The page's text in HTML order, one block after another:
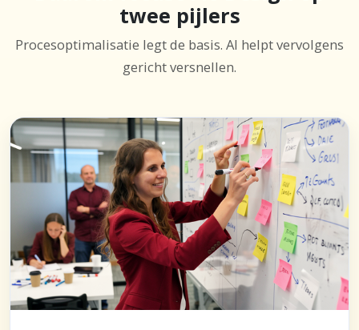
twee pijlers
Procesoptimalisatie legt de basis. AI helpt vervolgens
gericht versnellen.